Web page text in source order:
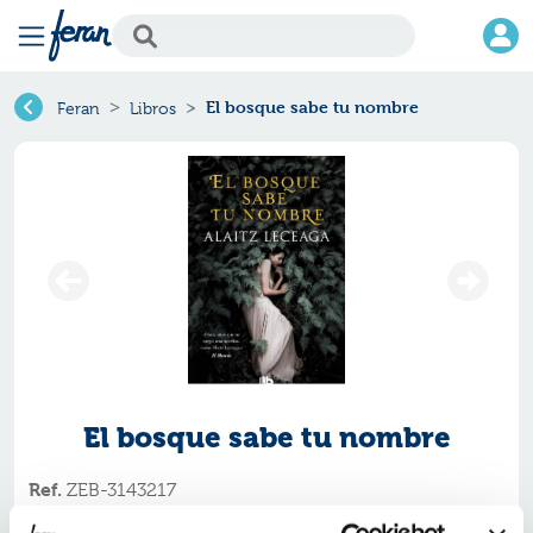
Feran Libros El bosque sabe tu nombre
El bosque sabe tu nombre
Ref. ZEB-3143217